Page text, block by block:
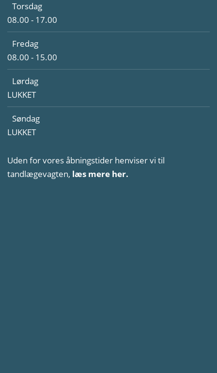
Torsdag
08.00 - 17.00
Fredag
08.00 - 15.00
Lørdag
LUKKET
Søndag
LUKKET
Uden for vores åbningstider henviser vi til
tandlægevagten, læs mere her.